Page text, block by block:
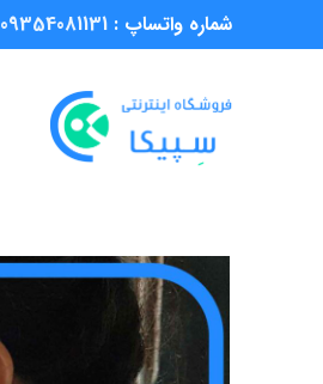
شماره واتساپ : 09354081131